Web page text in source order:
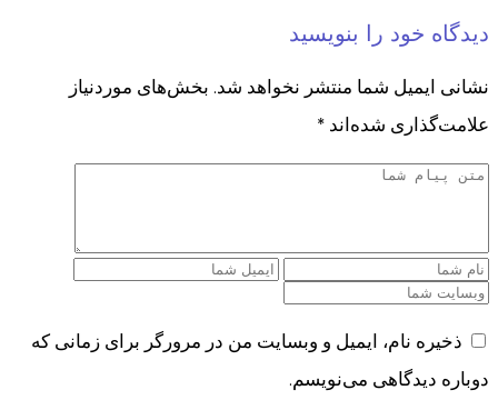
دیدگاه خود را بنویسید
نشانی ایمیل شما منتشر نخواهد شد. بخش‌های موردنیاز
علامت‌گذاری شده‌اند *
ذخیره نام، ایمیل و وبسایت من در مرورگر برای زمانی که
دوباره دیدگاهی می‌نویسم.